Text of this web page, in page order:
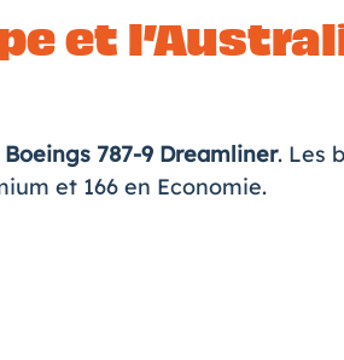
et
Boeings 787-9 Dreamliner. Les
et 166 en Economie.